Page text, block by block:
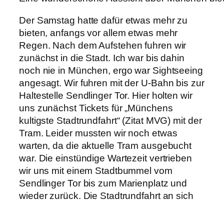
Der Samstag hatte dafür etwas mehr zu
bieten, anfangs vor allem etwas mehr
Regen. Nach dem Aufstehen fuhren wir
zunächst in die Stadt. Ich war bis dahin
noch nie in München, ergo war Sightseeing
angesagt. Wir fuhren mit der U-Bahn bis zur
Haltestelle Sendlinger Tor. Hier holten wir
uns zunächst Tickets für „Münchens
kultigste Stadtrundfahrt“ (Zitat MVG) mit der
Tram. Leider mussten wir noch etwas
warten, da die aktuelle Tram ausgebucht
war. Die einstündige Wartezeit vertrieben
wir uns mit einem Stadtbummel vom
Sendlinger Tor bis zum Marienplatz und
wieder zurück. Die Stadtrundfahrt an sich